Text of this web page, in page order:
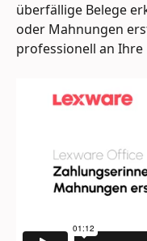
überfällige Belege
oder Mahnungen
professionell an Ihre